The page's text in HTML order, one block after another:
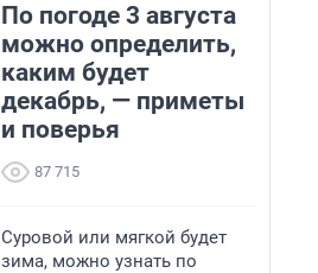
По погоде 3 августа
можно определить,
каким будет
декабрь, — приметы
и поверья
87 715
Суровой или мягкой будет
зима, можно узнать по